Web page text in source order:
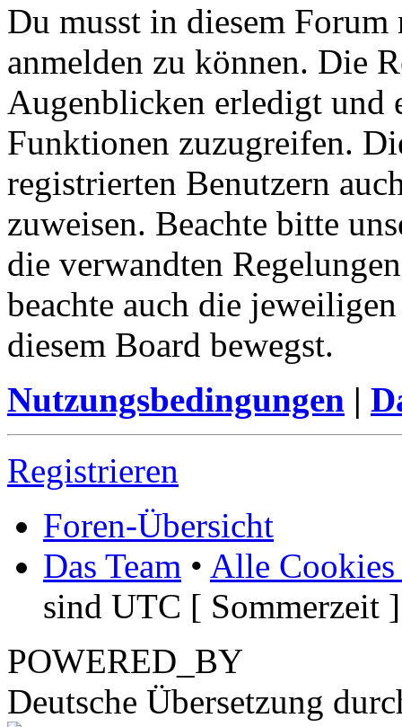
Du musst in diesem
anmelden zu können. Die
Augenblicken erledigt und
Funktionen zuzugreifen.
registrierten Benutzern
zuweisen. Beachte bitte
die verwandten
beachte auch die
diesem Board bewegst.
Nutzungsbedingungen |
Registrieren
Foren-Übersicht
Das Team • Alle Cookies
sind UTC [ Sommerzeit ]
POWERED_BY
Deutsche Übersetzung